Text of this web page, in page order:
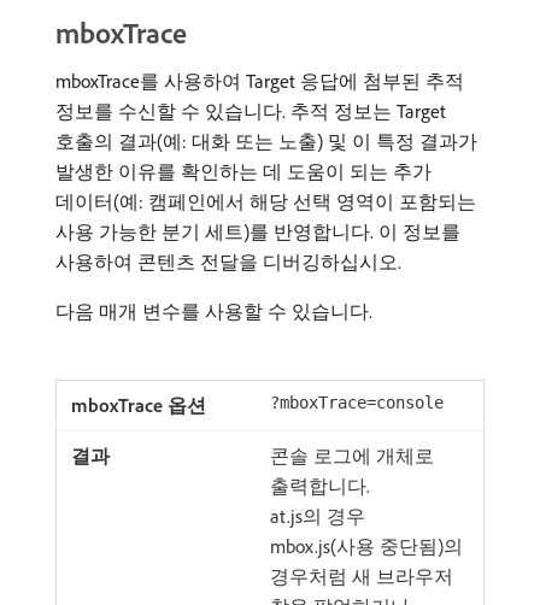
mboxTrace
mboxTrace를 사용하여 Target 응답에 첨부된 추적
정보를 수신할 수 있습니다. 추적 정보는 Target
호출의 결과(예: 대화 또는 노출) 및 이 특정 결과가
발생한 이유를 확인하는 데 도움이 되는 추가
데이터(예: 캠페인에서 해당 선택 영역이 포함되는
사용 가능한 분기 세트)를 반영합니다. 이 정보를
사용하여 콘텐츠 전달을 디버깅하십시오.
다음 매개 변수를 사용할 수 있습니다.
?mboxTrace=console
콘솔 로그에 개체로
출력합니다.
at.js의 경우
mbox.js(사용 중단됨)의
경우처럼 새 브라우저